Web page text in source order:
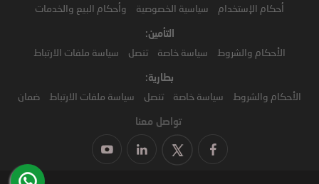
أحكام الإستخدام سياسية الخصوصية وأحكام البيع والخدمات
التأمين:
الأحكام والشروط سياسة خاصة تنصل سياسة ملفات الارتباط
بطارية:
الأحكام والشروط سياسة خاصة تنصل سياسة ملفات الارتباط ضمان
تواصل معنا